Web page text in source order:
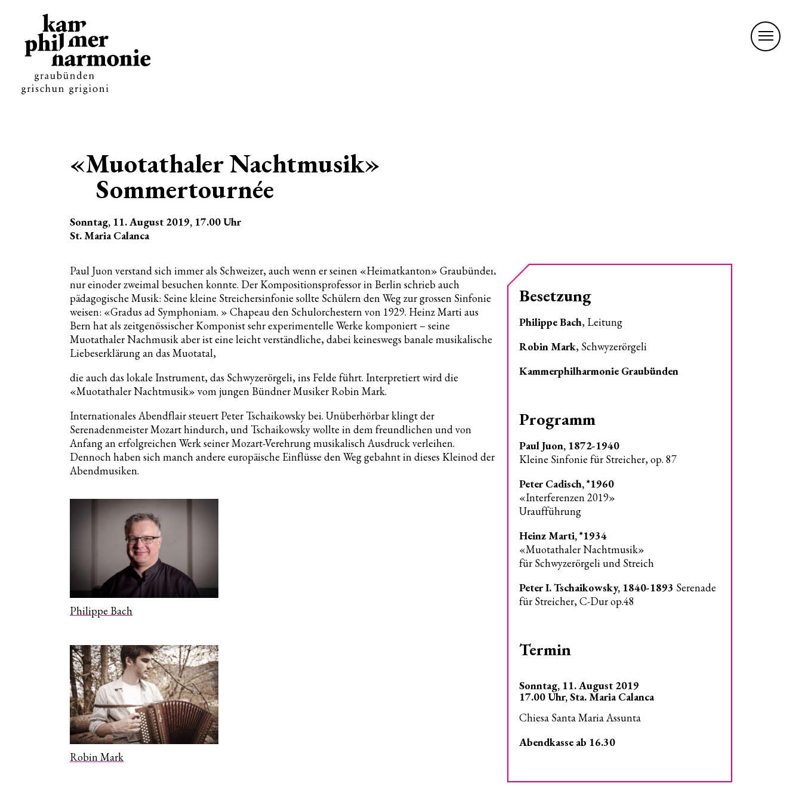
«Muotathaler Nachtmusik»
Sommertournée
Sonntag, 11. August 2019, 17.00Uhr
St. Maria Calanca
Paul Juon verstand sich immer als Schweizer, auch wenn er seinen «Heimatkanton» Graubünden
nur einoder zweimal besuchen konnte. Der Kompositionsprofessor in Berlin schrieb auch
pädagogische Musik: Seine kleine Streichersinfonie sollte Schülern den Weg zur grossen Sinfonie
weisen: «Gradus ad Symphoniam. » Chapeau den Schulorchestern von 1929. Heinz Marti aus
Bern hat als zeitgenössischer Komponist sehr experimentelle Werke komponiert – seine
Muotathaler Nachmusik aber ist eine leicht verständliche, dabei keineswegs banale musikalische
Liebeserklärung an das Muotatal,
die auch das lokale Instrument, das Schwyzerörgeli, ins Felde führt. Interpretiert wird die
«Muotathaler Nachtmusik» vom jungen Bündner Musiker Robin Mark.
Internationales Abendflair steuert Peter Tschaikowsky bei. Unüberhörbar klingt der
Serenadenmeister Mozart hindurch, und Tschaikowsky wollte in dem freundlichen und von
Anfang an erfolgreichen Werk seiner Mozart-Verehrung musikalisch Ausdruck verleihen.
Dennoch haben sich manch andere europäische Einflüsse den Weg gebahnt in dieses Kleinod der
Abendmusiken.
Philippe Bach
Robin Mark
Besetzung
Philippe Bach, Leitung
Robin Mark, Schwyzerörgeli
Kammerphilharmonie Graubünden
Programm
Paul Juon, 1872-1940
Kleine Sinfonie für Streicher, op. 87
Peter Cadisch, *1960
«Interferenzen 2019»
Uraufführung
Heinz Marti, *1934
«Muotathaler Nachtmusik»
für Schwyzerörgeli und Streich
Peter I. Tschaikowsky, 1840-1893 Serenade
für Streicher, C-Dur op.48
Termin
Sonntag, 11. August 2019
17.00 Uhr, Sta. Maria Calanca
Chiesa Santa Maria Assunta
Abendkasse ab 16.30